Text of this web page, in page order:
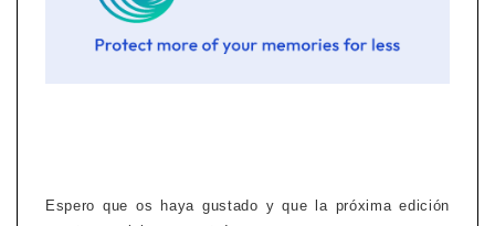
Espero que os haya gustado y que la próxima edición